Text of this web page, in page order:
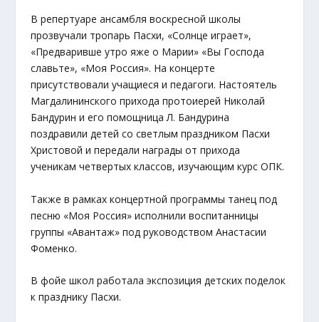
В репертуаре ансамбля воскресной школы
прозвучали тропарь Пасхи, «Солнце играет»,
«Предваривше утро яже о Марии» «Вы Господа
славьте», «Моя Россия». На концерте
присутствовали учащиеся и педагоги. Настоятель
Магдалининского прихода протоиерей Николай
Бандурин и его помощница Л. Бандурина
поздравили детей со светлым праздником Пасхи
Христовой и передали награды от прихода
ученикам четвертых классов, изучающим курс ОПК.
Также в рамках концертной программы танец под
песню «Моя Россия» исполнили воспитанницы
группы «Авантаж» под руководством Анастасии
Фоменко.
В фойе школ работала экспозиция детских поделок
к празднику Пасхи.